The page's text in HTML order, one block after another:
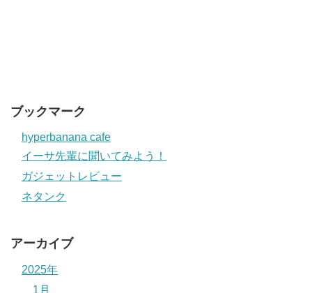
ブックマーク
hyperbanana cafe
イーサ先輩に聞いてみよう！
ガジェットレビュー
ネタンク
アーカイブ
2025年
1月